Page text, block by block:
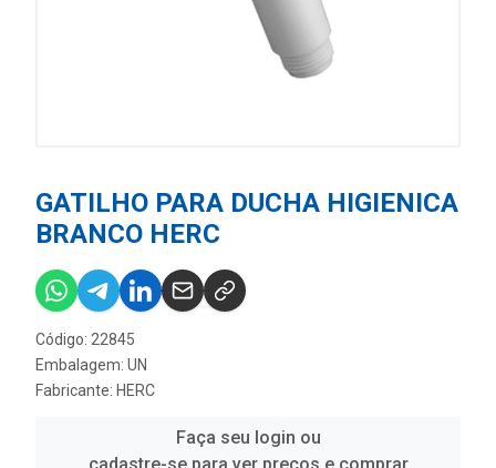
GATILHO PARA DUCHA HIGIENICA
BRANCO HERC
Código: 22845
Embalagem: UN
Fabricante: HERC
Faça seu login ou